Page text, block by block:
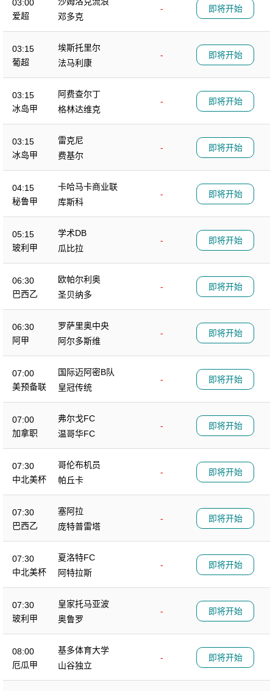
03:00
爱超
-
邓多克
即将开始
03:15
葡超
埃斯托里尔
-
法马利康
即将开始
03:15
冰岛甲
阿费查尔丁
-
格林达维克
即将开始
03:15
冰岛甲
雷克尼
-
费基尔
即将开始
04:15
秘鲁甲
卡哈马卡商业联
-
库斯科
即将开始
05:15
玻利甲
学术DB
-
瓜比拉
即将开始
06:30
巴西乙
欧帕尔利奥
-
圣贝纳多
即将开始
06:30
阿甲
罗萨里奥中央
-
阿尔多斯维
即将开始
07:00
美预备联
国际迈阿密B队
-
皇冠传统
即将开始
07:00
加拿职
弗尔戈FC
-
温哥华FC
即将开始
07:30
中北美杯
哥伦布机员
-
帕丘卡
即将开始
07:30
巴西乙
塞阿拉
-
庞特普雷塔
即将开始
07:30
中北美杯
夏洛特FC
-
阿特拉斯
即将开始
07:30
玻利甲
皇家托马亚波
-
奥鲁罗
即将开始
08:00
厄瓜甲
基多体育大学
-
山谷独立
即将开始